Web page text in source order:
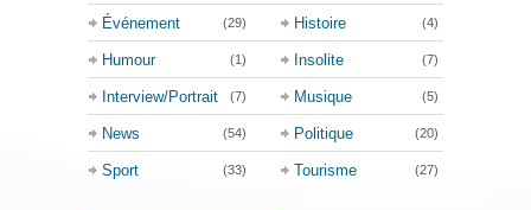
Événement (29) Histoire (4)
Humour (1) Insolite (7)
Interview/Portrait (7) Musique (5)
News (54) Politique (20)
Sport (33) Tourisme (27)